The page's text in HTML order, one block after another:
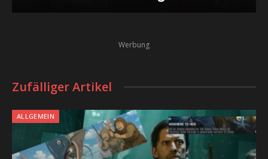
Werbung
Zufälliger Artikel
ALLGEMEIN